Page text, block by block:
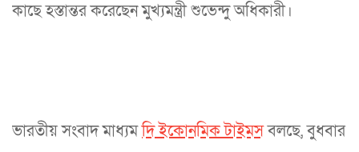
কাছে হস্তান্তর করেছেন মুখ্যমন্ত্রী শুভেন্দু অধিকারী।
ভারতীয় সংবাদ মাধ্যমদি ইকোনমিক টাইমসবলছে, বুধবার